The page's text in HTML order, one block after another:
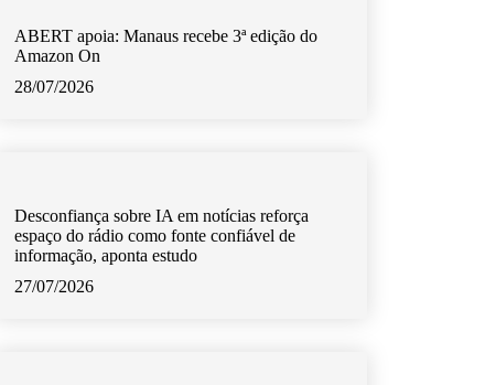
ABERT apoia: Manaus recebe 3ª edição do
Amazon On
28/07/2026
Desconfiança sobre IA em notícias reforça
espaço do rádio como fonte confiável de
informação, aponta estudo
27/07/2026